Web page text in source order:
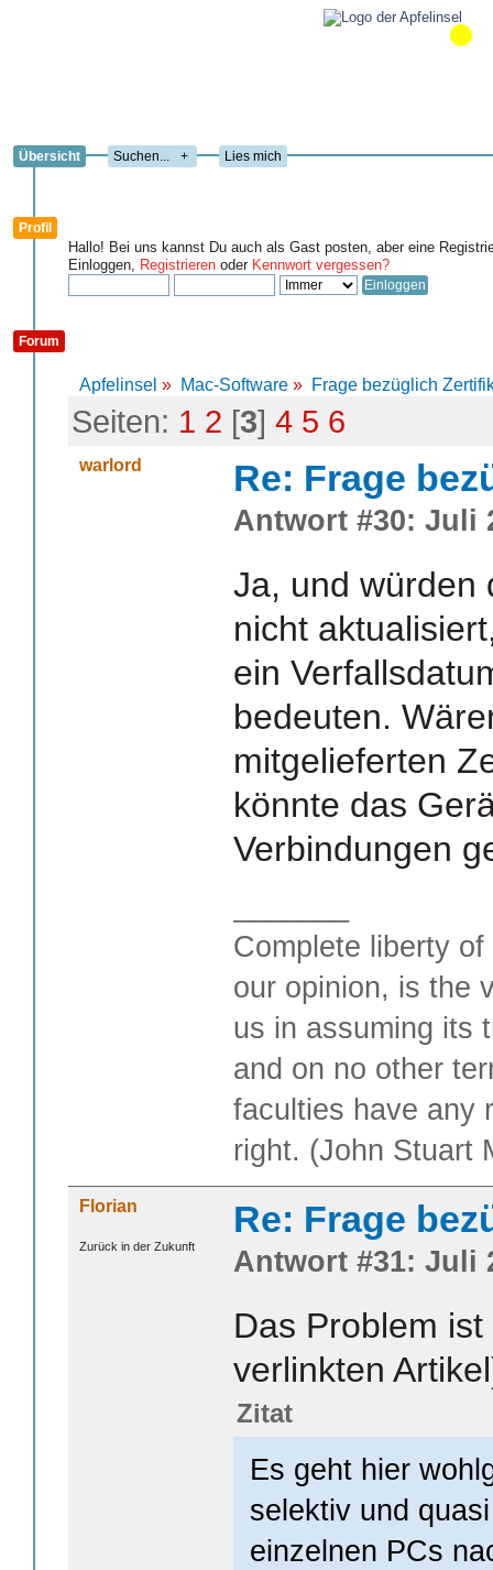
Übersicht + Lies mich
Profil
Hallo! Bei uns kannst Du auch als Gast posten, aber eine
Einloggen, Registrieren oder Kennwort vergessen?
Forum
Apfelinsel » Mac-Software » Frage bezüglich
Seiten: 1 2 [3] 4 5 6
warlord Re: Frage
Antwort #30: Juli
Ja, und würden
nicht
ein
bedeuten.
mitgelieferten
könnte das
Verbindungen
Complete liberty
our opinion, is the
us in assuming its
and on no other
faculties have any
right. (John Stuart
Florian
Zurück in der Zukunft
Re: Frage
Antwort #31: Juli
Das Problem
verlinkten
Zitat
Es geht hier
selektiv und
einzelnen PCs